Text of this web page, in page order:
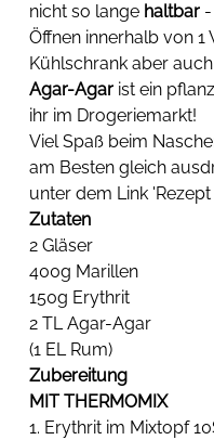
nicht so lange haltbar
Öffnen innerhalb von
Kühlschrank aber
Agar-Agar ist ein
ihr im Drogeriemarkt!
Viel Spaß beim
am Besten gleich
unter dem Link
Zutaten
2 Gläser
400g Marillen
150g Erythrit
2 TL Agar-Agar
(1 EL Rum)
Zubereitung
MIT THERMOMIX
1. Erythrit im Mixtopf